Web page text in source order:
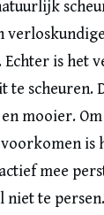
Echter is het
te scheuren.
mooier.
is
mee
niet te